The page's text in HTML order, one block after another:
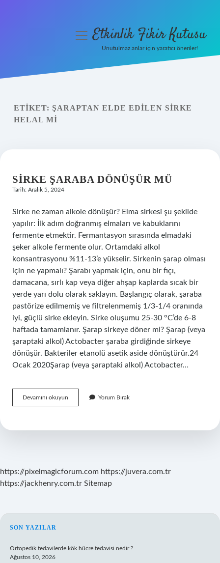
Yasal Uyarı
menüyüEtkinlik Fikir Kutusu
Unutulmaz anlar için yaratıcı öneriler!
ETIKET: ŞARAPTAN ELDE EDILEN SIRKE
HELAL MI
SIRKE ŞARABA DÖNÜŞÜR MÜ
Tarih: Aralık 5, 2024
Sirke ne zaman alkole dönüşür? Elma sirkesi şu şekilde
yapılır: İlk adım doğranmış elmaları ve kabuklarını
fermente etmektir. Fermantasyon sırasında elmadaki
şeker alkole fermente olur. Ortamdaki alkol
konsantrasyonu %11-13’e yükselir. Sirkenin şarap olması
için ne yapmalı? Şarabı yapmak için, onu bir fıçı,
damacana, sırlı kap veya diğer ahşap kaplarda sıcak bir
yerde yarı dolu olarak saklayın. Başlangıç ​​olarak, şaraba
pastörize edilmemiş ve filtrelenmemiş 1/3-1/4 oranında
iyi, güçlü sirke ekleyin. Sirke oluşumu 25-30 °C’de 6-8
haftada tamamlanır. Şarap sirkeye döner mi? Şarap (veya
şaraptaki alkol) Actobacter şaraba girdiğinde sirkeye
dönüşür. Bakteriler etanolü asetik aside dönüştürür.24
Ocak 2020Şarap (veya şaraptaki alkol) Actobacter…
Devamını okuyun
Şaraba
Yorum Bırak
https://pixelmagicforum.com https://juvera.com.tr
https://jackhenry.com.tr Sitemap
SIDEBAR
SON YAZILAR
Ortopedik tedavilerde kök hücre tedavisi nedir ?
Ağustos 10, 2026